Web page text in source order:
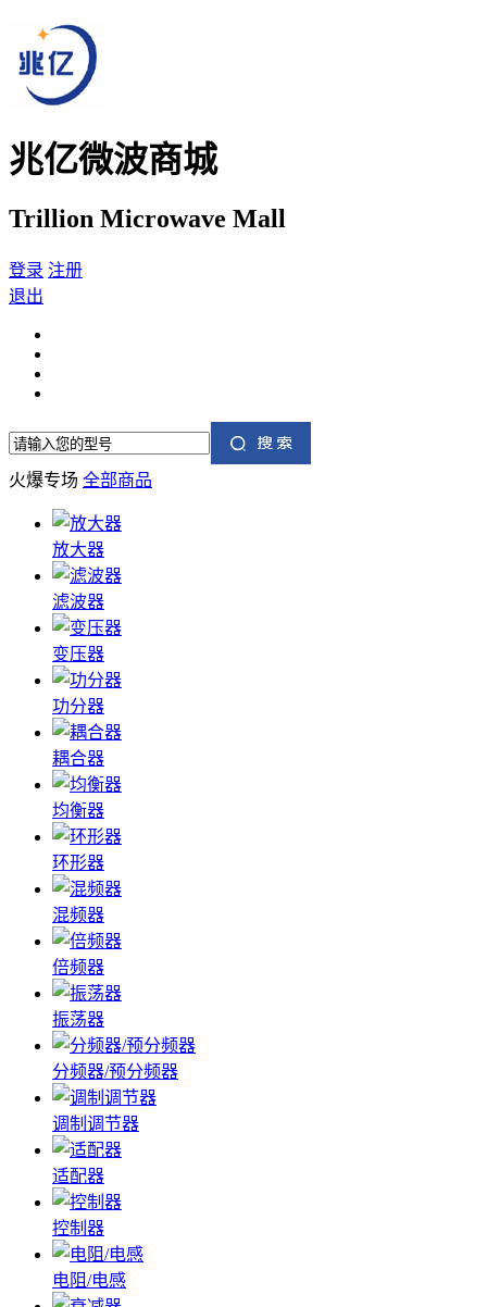
兆亿微波商城
Trillion Microwave Mall
登录 注册
退出
火爆专场 全部商品
放大器
滤波器
变压器
功分器
耦合器
均衡器
环形器
混频器
倍频器
振荡器
分频器/预分频器
调制调节器
适配器
控制器
电阻/电感